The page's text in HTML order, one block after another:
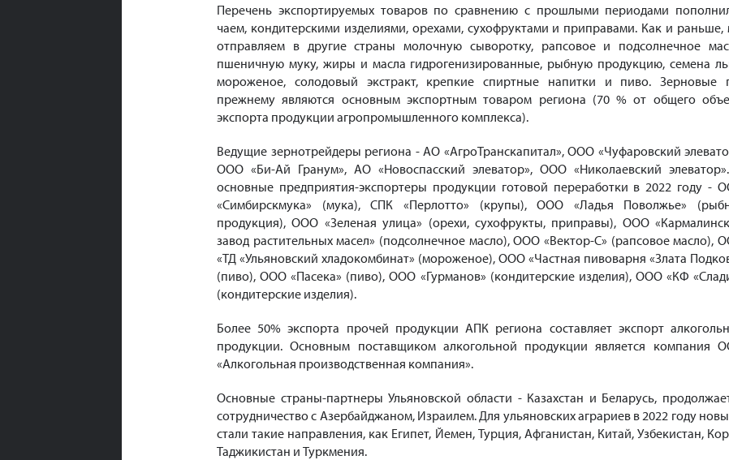
Перечень экспортируемых товаров по сравнению с прошлыми периодами
чаем, кондитерскими изделиями, орехами, сухофруктами и приправами. Как и
отправляем в другие страны молочную сыворотку, рапсовое и подсолнечное
пшеничную муку, жиры и масла гидрогенизированные, рыбную продукцию, семена
мороженое, солодовый экстракт, крепкие спиртные напитки и пиво. Зерновые
прежнему являются основным экспортным товаром региона (70 % от общего
экспорта продукции агропромышленного комплекса).
Ведущие зернотрейдеры региона - АО «АгроТранскапитал», ООО «Чуфаровский
ООО «Би-Ай Гранум», АО «Новоспасский элеватор», ООО «Николаевский
основные предприятия-экспортеры продукции готовой переработки в 2022 году -
«Симбирскмука» (мука), СПК «Перлотто» (крупы), ООО «Ладья Поволжье»
продукция), ООО «Зеленая улица» (орехи, сухофрукты, приправы), ООО
завод растительных масел» (подсолнечное масло), ООО «Вектор-С» (рапсовое масло),
«ТД «Ульяновский хладокомбинат» (мороженое), ООО «Частная пивоварня «Злата
(пиво), ООО «Пасека» (пиво), ООО «Гурманов» (кондитерские изделия), ООО «КФ
(кондитерские изделия).
Более 50% экспорта прочей продукции АПК региона составляет экспорт
продукции. Основным поставщиком алкогольной продукции является компания
«Алкогольная производственная компания».
Основные страны-партнеры Ульяновской области - Казахстан и Беларусь,
сотрудничество с Азербайджаном, Израилем. Для ульяновских аграриев в 2022 году
стали такие направления, как Египет, Йемен, Турция, Афганистан, Китай, Узбекистан,
Таджикистан и Туркмения.